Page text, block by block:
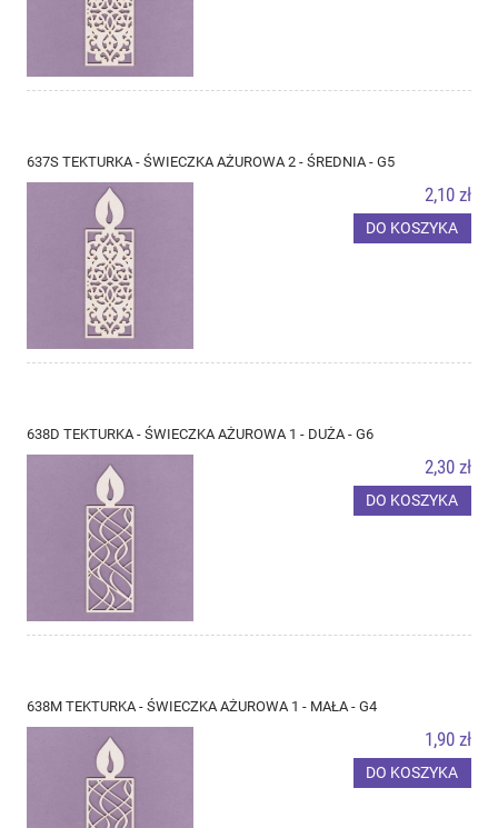
637S TEKTURKA - ŚWIECZKA AŻUROWA 2 - ŚREDNIA - G5
2,10 zł
DO KOSZYKA
638D TEKTURKA - ŚWIECZKA AŻUROWA 1 - DUŻA - G6
2,30 zł
DO KOSZYKA
638M TEKTURKA - ŚWIECZKA AŻUROWA 1 - MAŁA - G4
1,90 zł
DO KOSZYKA